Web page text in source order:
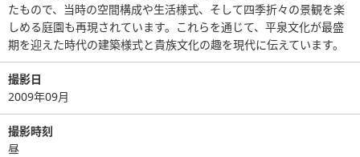
たもので、当時の空間構成や生活様式、そして四季折々の景観を楽
しめる庭園も再現されています。これらを通じて、平泉文化が最盛
期を迎えた時代の建築様式と貴族文化の趣を現代に伝えています。
撮影日
2009年09月
撮影時刻
昼